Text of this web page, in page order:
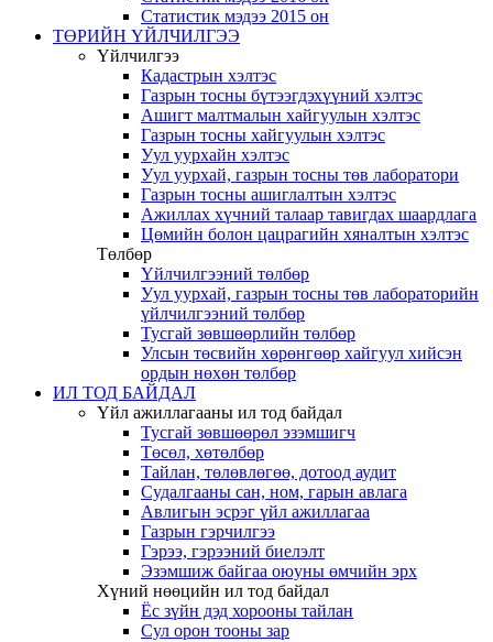
Статистик мэдээ 2015 он
ТӨРИЙН ҮЙЛЧИЛГЭЭ
Үйлчилгээ
Кадастрын хэлтэс
Газрын тосны бүтээгдэхүүний хэлтэс
Ашигт малтмалын хайгуулын хэлтэс
Газрын тосны хайгуулын хэлтэс
Уул уурхайн хэлтэс
Уул уурхай, газрын тосны төв лаборатори
Газрын тосны ашиглалтын хэлтэс
Ажиллах хүчний талаар тавигдах шаардлага
Цөмийн болон цацрагийн хяналтын хэлтэс
Төлбөр
Үйлчилгээний төлбөр
Уул уурхай, газрын тосны төв лабораторийн
үйлчилгээний төлбөр
Тусгай зөвшөөрлийн төлбөр
Улсын төсвийн хөрөнгөөр хайгуул хийсэн
ордын нөхөн төлбөр
ИЛ ТОД БАЙДАЛ
Үйл ажиллагааны ил тод байдал
Тусгай зөвшөөрөл эзэмшигч
Төсөл, хөтөлбөр
Тайлан, төлөвлөгөө, дотоод аудит
Судалгааны сан, ном, гарын авлага
Авлигын эсрэг үйл ажиллагаа
Газрын гэрчилгээ
Гэрээ, гэрээний биелэлт
Эзэмшиж байгаа оюуны өмчийн эрх
Хүний нөөцийн ил тод байдал
Ёс зүйн дэд хорооны тайлан
Сул орон тооны зар